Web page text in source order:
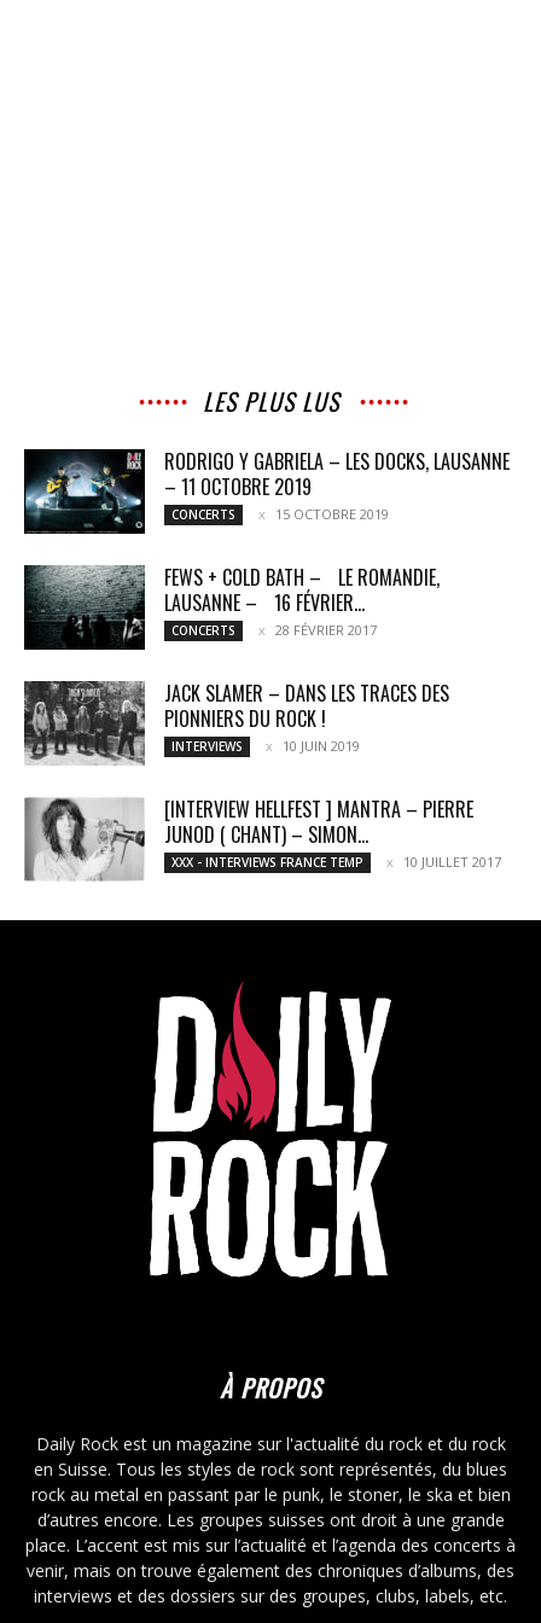
LES PLUS LUS
RODRIGO Y GABRIELA – LES DOCKS, LAUSANNE
– 11 OCTOBRE 2019
CONCERTS 15 OCTOBRE 2019
FEWS + COLD BATH – LE ROMANDIE,
LAUSANNE – 16 FÉVRIER...
CONCERTS 28 FÉVRIER 2017
JACK SLAMER – DANS LES TRACES DES
PIONNIERS DU ROCK !
INTERVIEWS 10 JUIN 2019
[INTERVIEW HELLFEST ] MANTRA – PIERRE
JUNOD ( CHANT) – SIMON...
XXX - INTERVIEWS FRANCE TEMP 10 JUILLET 2017
À PROPOS
Daily Rock est un magazine sur l'actualité du rock et du rock
en Suisse. Tous les styles de rock sont représentés, du blues
rock au metal en passant par le punk, le stoner, le ska et bien
d’autres encore. Les groupes suisses ont droit à une grande
place. L’accent est mis sur l’actualité et l’agenda des concerts à
venir, mais on trouve également des chroniques d’albums, des
interviews et des dossiers sur des groupes, clubs, labels, etc.